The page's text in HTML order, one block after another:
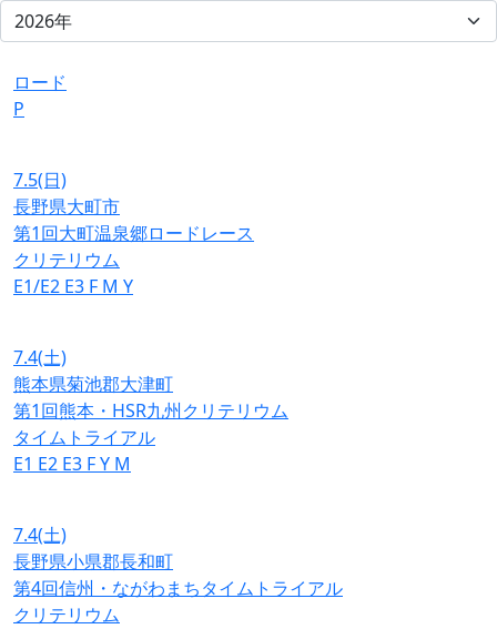
ロード
P
7.5(日)
長野県大町市
第1回大町温泉郷ロードレース
クリテリウム
E1/E2 E3 F M Y
7.4(土)
熊本県菊池郡大津町
第1回熊本・HSR九州クリテリウム
タイムトライアル
E1 E2 E3 FY M
7.4(土)
長野県小県郡長和町
第4回信州・ながわまちタイムトライアル
クリテリウム